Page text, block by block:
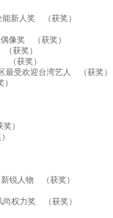
能新人奖 （获奖）
偶像奖 （获奖）
（获奖）
（获奖）
最受欢迎台湾艺人 （获奖
）
奖）
）
新锐人物 （获奖）
尚权力奖 （获奖）